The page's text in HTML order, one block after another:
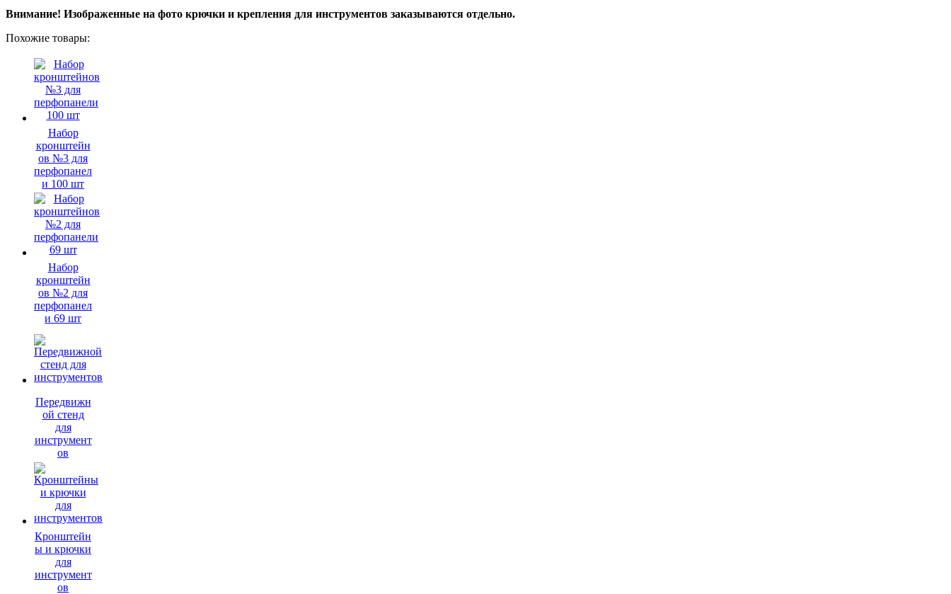
Внимание! Изображенные на фото крючки и крепления для инструментов заказываются отдельно.
Похожие товары:
Набор
кронштейн
ов №3 для
перфопанел
и 100 шт
Набор
кронштейн
ов №2 для
перфопанел
и 69 шт
Передвижн
ой стенд
для
инструмент
ов
Кронштейн
ы и крючки
для
инструмент
ов